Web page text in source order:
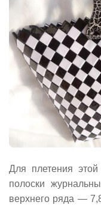
Для плетения
полоски
верхнего ряда —